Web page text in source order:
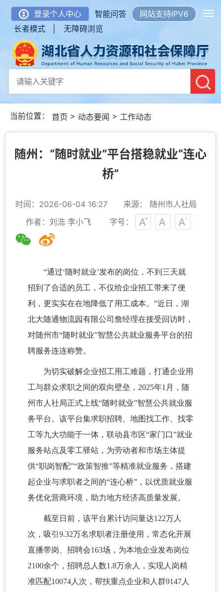
登录个人中心 智能问答
网站支持IPV6
长者模式 |
无障碍浏览
当前位置： 首页 > 动态要闻 > 工作动态
随州：“随时就业”平台搭稳就业“连心
桥”
时间：2026-06-04 16:27
来源： 随州市人社局
作者：刘浩 李小飞
字号：
“通过‘随时就业’发布的岗位，不到三天就
招到了合适的员工，不仅给企业招工带来了便
利，更实实在在地降低了用工成本。”近日，湖
北大随通物流园有限公司詹经理在接受回访时，
对随州市“随时就业”智慧公共就业服务平台的招
聘服务连连称赞。
为切实破解企业招工用工难题，打通企业用
工与群众求职之间的双向壁垒， 2025年1月，随
州市人社局正式上线“随时就业”智慧公共就业服
务平台。该平台集求职招聘、地图找工作、找零
工等九大功能于一体，联动县市区“家门口”就业
服务站点及零工驿站，为劳动者和市场主体提
供“职岗智配”“政策智推”等精准就业服务，搭建
起企业与求职者之间的“连心桥”，以优质就业服
务优化营商环境，助力地方经济高质量发展。
截至日前，该平台累计访问量达122万人
次，吸引9.32万名求职者注册使用，常态化开展
直播带岗、招聘会163场，为本地企业发布岗位
2100余个，招聘总人数1.8万余人，实现人岗精
准匹配10074人次，帮扶重点企业和人群9147人